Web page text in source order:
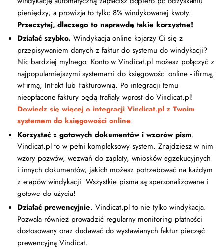
pieniędzy, a prowizja to tylko 8% windykowanej kwoty.
Przeczytaj, dlaczego to naprawdę takie korzystne!
Działać szybko. Windykacja online kojarzy Ci się z
przepisywaniem danych z faktur do systemu do windykacji?
Nic bardziej mylnego. Konto w Vindicat.pl możesz połączyć z
najpopularniejszymi systemami do księgowości online - ifirmą,
wFirmą, InFakt lub Fakturownią. Po integracji temu
nieopłacone faktury będą trafiały wprost do Vindicat.pl!
Dowiedz się więcej o integracji Vindicat.pl z Twoim
systemem do księgowości online.
Korzystać z gotowych dokumentów i wzorów pism.
Vindicat.pl to w pełni kompleksowy system. Znajdziesz w nim
wzory pozwów, wezwań do zapłaty, wniosków egzekucyjnych
i innych dokumentów, jakich możesz potrzebować na każdym
z etapów windykacji. Wszystkie pisma są spersonalizowane i
gotowe do użycia!
Działać prewencyjnie. Vindicat.pl to nie tylko windykacja.
Pozwala również prowadzić regularny monitoring płatności
dostosowany oraz dodawać do wystawianych faktur pieczęć
prewencyjną Vindicat.